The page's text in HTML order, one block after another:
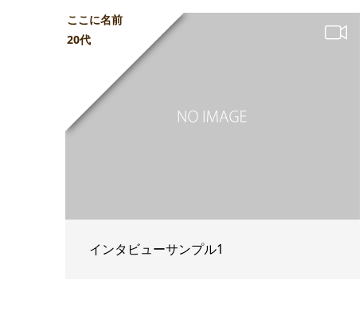
ここに名前
20代
インタビューサンプル1